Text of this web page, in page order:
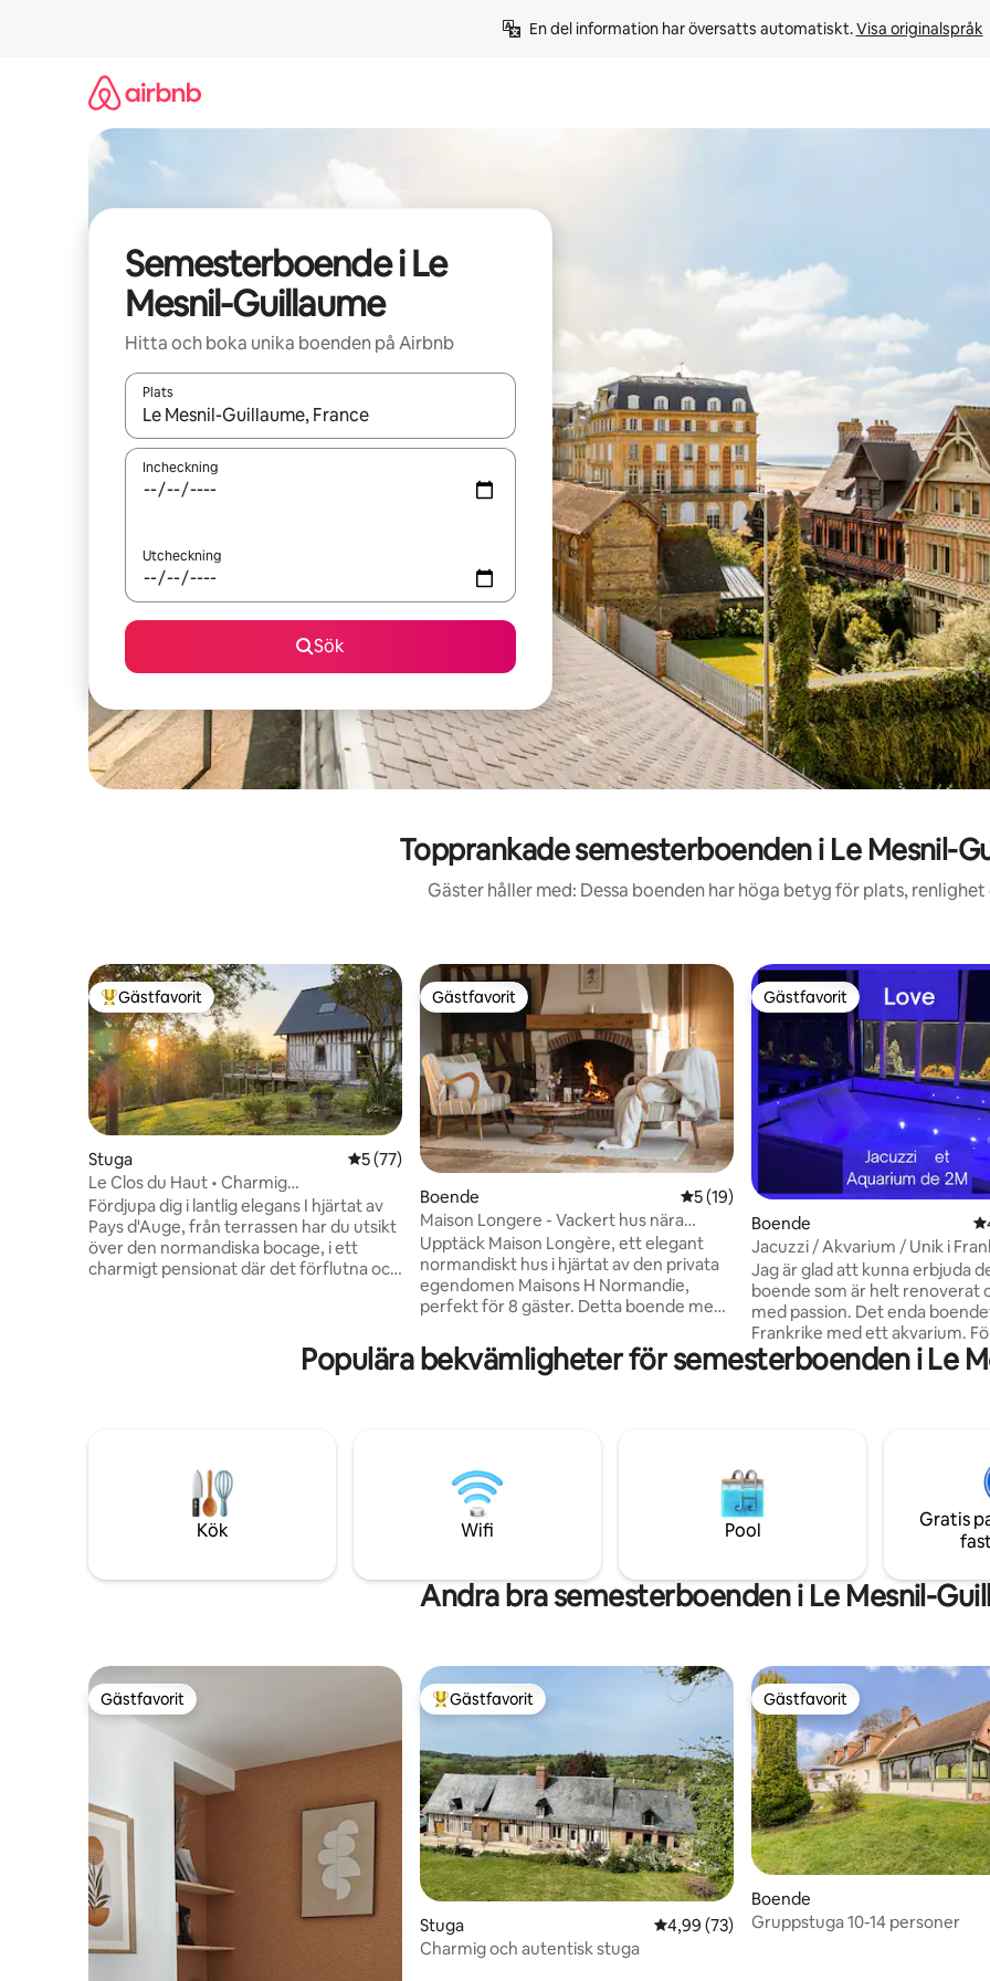
En del information har översatts automatiskt. Visa originalspråk
Semesterboende i Le
Mesnil-Guillaume
Hitta och boka unika boenden på Airbnb
Plats
När resultaten är tillgängliga kan du navigera med upp- och nedåtpilarna eller utforska genom att trycka eller svepa.
Incheckning
Utcheckning
Sök
Topprankade semesterboenden i Le Mesnil-
Gäster håller med: Dessa boenden har höga betyg för plats, renlighet
Populär gästfavorit
Gästfavorit
Stuga 5 av 5 i genomsnittligt betyg, 77 omdömen
5 (77)
Le Clos du Haut • Charmig
boutiqueboende
Fördjupa dig i lantlig elegans I hjärtat av
Pays d'Auge, från terrassen har du utsikt
över den normandiska bocage, i ett
charmigt pensionat där det förflutna och
milda sällskapet av kor och åsnor och
bekvämt belägen vid regionens främsta
Gästfavorit
Gästfavorit
Boende 5 av 5 i genomsnittligt betyg, 19
5 (19)
Maison Longere - Vackert hus nära
Deauville
Upptäck Maison Longère, ett elegant
normandiskt hus i hjärtat av den privata
egendomen Maisons H Normandie,
perfekt för 8 gäster. Detta boende med
minuter från Deauville, Trouville och
Honfleur och kombinerar modern
september), ett spelrum (pingis, fotboll,
basket) och en lekplats (trädhus,
rutschkanor, gungor).
Gästfavorit
Gästfavorit
Boende
Jacuzzi / Akvarium / Unik i
Jag är glad att kunna erbjuda
boende som är helt renoverat
med passion. Det enda
Frankrike med ett akvarium.
information, akvariet gör inget ljud
inte att ställa alla dina frågor.
bokning), så att du inte har
åtanke, för att underlätta din
Lakan, handdukar och
tillhandahålls
Populära bekvämligheter för semesterboenden i Le
Kök Wifi Pool
Gratis
Andra bra semesterboenden i Le Mesnil-
Gästfavorit
Gästfavorit Populär gästfavorit
Gästfavorit
Stuga 4,99 av 5 i genomsnittligt betyg, 73
4,99 (73)
Charmig och autentisk stuga
Gästfavorit
Gästfavorit
Boende
Gruppstuga 10-14 personer